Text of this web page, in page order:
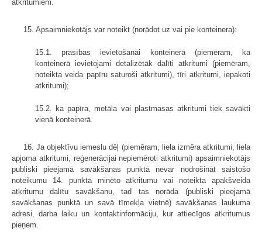
atkritumiem.
15. Apsaimniekotājs var noteikt (norādot uz vai pie konteinera):
15.1. prasības ievietošanai konteinerā (piemēram, ka
konteinerā ievietojami detalizētāk dalīti atkritumi (piemēram,
noteikta veida papīru saturoši atkritumi), tīri atkritumi, iepakoti
atkritumi);
15.2. ka papīra, metāla vai plastmasas atkritumi tiek savākti
vienā konteinerā.
16. Ja objektīvu iemeslu dēļ (piemēram, liela izmēra atkritumi, liela
apjoma atkritumi, reģenerācijai nepiemēroti atkritumi) apsaimniekotājs
publiski pieejamā savākšanas punktā nevar nodrošināt saistošo
noteikumu 14. punktā minēto atkritumu vai noteikta apakšveida
atkritumu dalītu savākšanu, tad tas norāda (publiski pieejamā
savākšanas punktā un savā tīmekļa vietnē) savākšanas laukuma
adresi, darba laiku un kontaktinformāciju, kur attiecīgos atkritumus
pieņem.